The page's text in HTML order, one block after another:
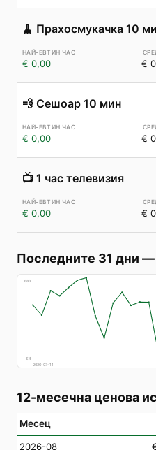
🧹 Прахосмукачка 10
€ 0,00 €
💨 Сешоар 10 мин
€ 0,00 €
📺 1 час телевизия
€ 0,00 €
Последните 31 дни —
€83
€4
2026-07-11
12-месечна ценова
Месец
2026-08